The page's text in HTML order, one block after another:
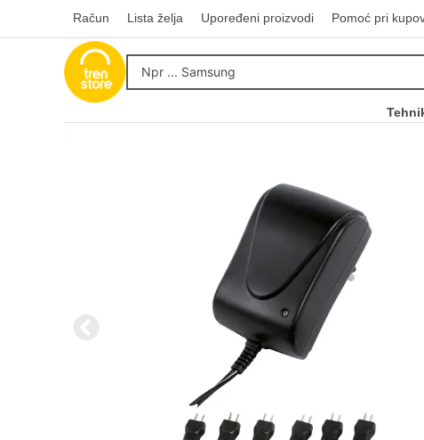
Račun Lista želja Upoređeni proizvodi Pomoć pri
Kupovinu na